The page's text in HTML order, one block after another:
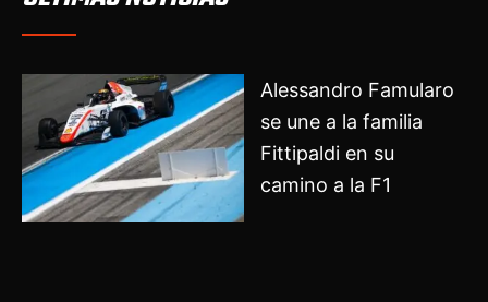
a
Alessandro Famularo
se une a la familia
Fittipaldi en su
camino a la F1